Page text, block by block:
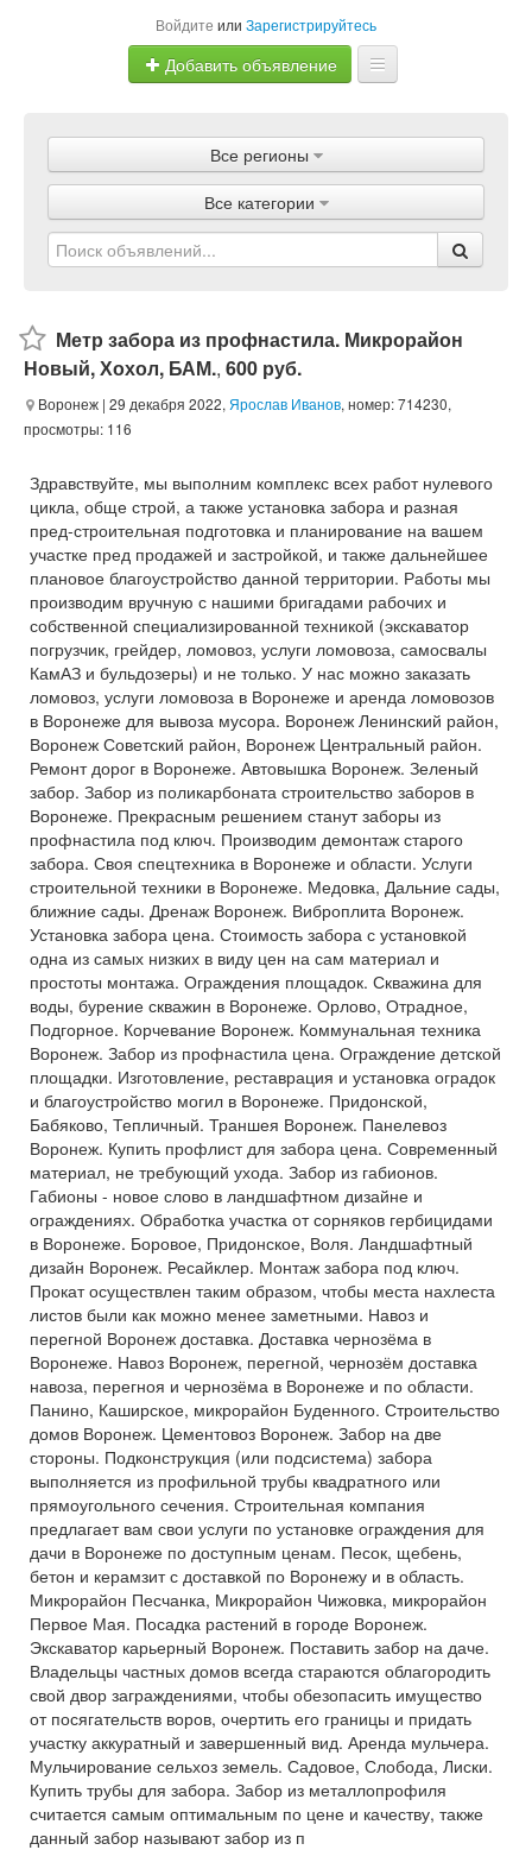
Войдите или Зарегистрируйтесь
Добавить объявление
Объявления
Магазины
Услуги
Все регионы
Все категории
Метр забора из профнастила. Микрорайон
Новый, Хохол, БАМ., 600 руб.
Воронеж | 29 декабря 2022, Ярослав Иванов, номер: 714230,
просмотры: 116
Здравствуйте, мы выполним комплекс всех работ нулевого
цикла, обще строй, а также установка забора и разная
пред-строительная подготовка и планирование на вашем
участке пред продажей и застройкой, и также дальнейшее
плановое благоустройство данной территории. Работы мы
производим вручную с нашими бригадами рабочих и
собственной специализированной техникой (экскаватор
погрузчик, грейдер, ломовоз, услуги ломовоза, самосвалы
КамАЗ и бульдозеры) и не только. У нас можно заказать
ломовоз, услуги ломовоза в Воронеже и аренда ломовозов
в Воронеже для вывоза мусора. Воронеж Ленинский район,
Воронеж Советский район, Воронеж Центральный район.
Ремонт дорог в Воронеже. Автовышка Воронеж. Зеленый
забор. Забор из поликарбоната строительство заборов в
Воронеже. Прекрасным решением станут заборы из
профнастила под ключ. Производим демонтаж старого
забора. Своя спецтехника в Воронеже и области. Услуги
строительной техники в Воронеже. Медовка, Дальние сады,
ближние сады. Дренаж Воронеж. Виброплита Воронеж.
Установка забора цена. Стоимость забора с установкой
одна из самых низких в виду цен на сам материал и
простоты монтажа. Ограждения площадок. Скважина для
воды, бурение скважин в Воронеже. Орлово, Отрадное,
Подгорное. Корчевание Воронеж. Коммунальная техника
Воронеж. Забор из профнастила цена. Ограждение детской
площадки. Изготовление, реставрация и установка оградок
и благоустройство могил в Воронеже. Придонской,
Бабяково, Тепличный. Траншея Воронеж. Панелевоз
Воронеж. Купить профлист для забора цена. Современный
материал, не требующий ухода. Забор из габионов.
Габионы - новое слово в ландшафтном дизайне и
ограждениях. Обработка участка от сорняков гербицидами
в Воронеже. Боровое, Придонское, Воля. Ландшафтный
дизайн Воронеж. Ресайклер. Монтаж забора под ключ.
Прокат осуществлен таким образом, чтобы места нахлеста
листов были как можно менее заметными. Навоз и
перегной Воронеж доставка. Доставка чернозёма в
Воронеже. Навоз Воронеж, перегной, чернозём доставка
навоза, перегноя и чернозёма в Воронеже и по области.
Панино, Каширское, микрорайон Буденного. Строительство
домов Воронеж. Цементовоз Воронеж. Забор на две
стороны. Подконструкция (или подсистема) забора
выполняется из профильной трубы квадратного или
прямоугольного сечения. Строительная компания
предлагает вам свои услуги по установке ограждения для
дачи в Воронеже по доступным ценам. Песок, щебень,
бетон и керамзит с доставкой по Воронежу и в область.
Микрорайон Песчанка, Микрорайон Чижовка, микрорайон
Первое Мая. Посадка растений в городе Воронеж.
Экскаватор карьерный Воронеж. Поставить забор на даче.
Владельцы частных домов всегда стараются облагородить
свой двор заграждениями, чтобы обезопасить имущество
от посягательств воров, очертить его границы и придать
участку аккуратный и завершенный вид. Аренда мульчера.
Мульчирование сельхоз земель. Садовое, Слобода, Лиски.
Купить трубы для забора. Забор из металлопрофиля
считается самым оптимальным по цене и качеству, также
данный забор называют забор из п